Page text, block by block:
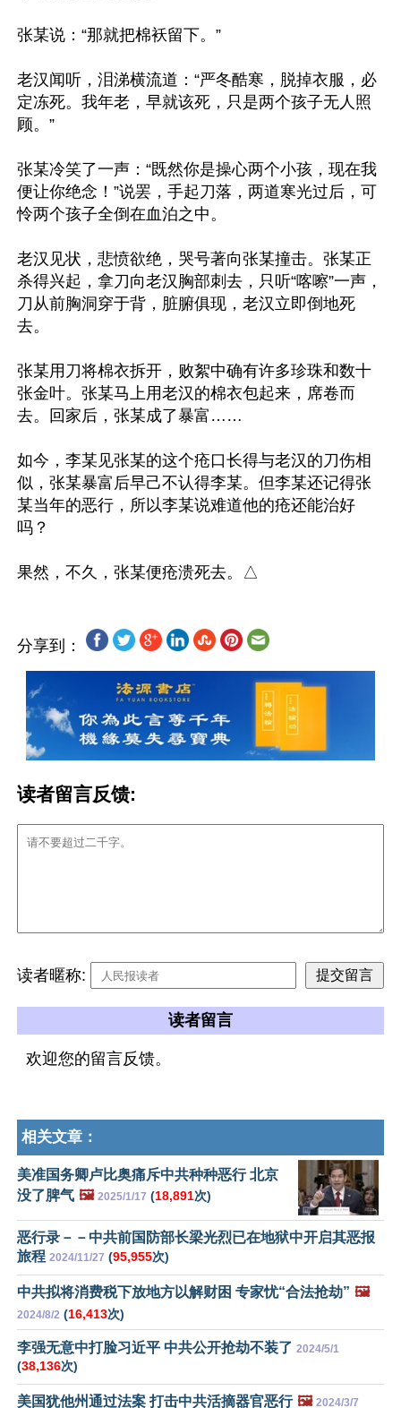
张某说：“那就把棉袄留下。”
老汉闻听，泪涕横流道：“严冬酷寒，脱掉衣服，必
定冻死。我年老，早就该死，只是两个孩子无人照
顾。”
张某冷笑了一声：“既然你是操心两个小孩，现在我
便让你绝念！”说罢，手起刀落，两道寒光过后，可
怜两个孩子全倒在血泊之中。
老汉见状，悲愤欲绝，哭号著向张某撞击。张某正
杀得兴起，拿刀向老汉胸部刺去，只听“喀嚓”一声，
刀从前胸洞穿于背，脏腑俱现，老汉立即倒地死
去。
张某用刀将棉衣拆开，败絮中确有许多珍珠和数十
张金叶。张某马上用老汉的棉衣包起来，席卷而
去。回家后，张某成了暴富……
如今，李某见张某的这个疮口长得与老汉的刀伤相
似，张某暴富后早己不认得李某。但李某还记得张
某当年的恶行，所以李某说难道他的疮还能治好
吗？
分享到：
读者留言反馈:
读者暱称:
读者留言
欢迎您的留言反馈。
相关文章：
美准国务卿卢比奥痛斥中共种种恶行 北京
没了脾气 🖼️ 2025/1/17 (18,891次)
恶行录－－中共前国防部长梁光烈已在地狱中开启其恶报
旅程 2024/11/27 (95,955次)
中共拟将消费税下放地方以解财困 专家忧“合法抢劫” 🖼️
2024/8/2 (16,413次)
李强无意中打脸习近平 中共公开抢劫不装了 2024/5/1
(38,136次)
美国犹他州通过法案 打击中共活摘器官恶行 🖼️ 2024/3/7